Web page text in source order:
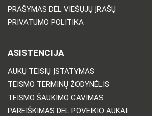
PRAŠYMAS DĖL VIEŠŲJŲ ĮRAŠŲ
PRIVATUMO POLITIKA
ASISTENCIJA
AUKŲ TEISIŲ ĮSTATYMAS
TEISMO TERMINŲ ŽODYNĖLIS
TEISMO ŠAUKIMO GAVIMAS
PAREIŠKIMAS DĖL POVEIKIO AUKAI